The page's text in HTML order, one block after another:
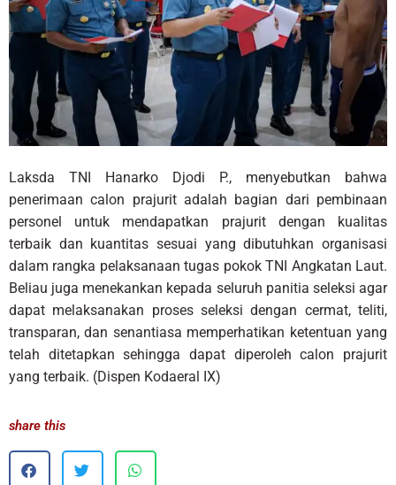
Laksda TNI Hanarko Djodi P., menyebutkan bahwa
penerimaan calon prajurit adalah bagian dari pembinaan
personel untuk mendapatkan prajurit dengan kualitas
terbaik dan kuantitas sesuai yang dibutuhkan organisasi
dalam rangka pelaksanaan tugas pokok TNI Angkatan Laut.
Beliau juga menekankan kepada seluruh panitia seleksi agar
dapat melaksanakan proses seleksi dengan cermat, teliti,
transparan, dan senantiasa memperhatikan ketentuan yang
telah ditetapkan sehingga dapat diperoleh calon prajurit
yang terbaik. (Dispen Kodaeral IX)
share this